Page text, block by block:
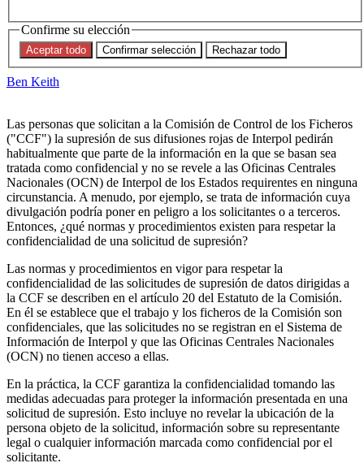
Confirme su elección
Aceptar todo Confirmar selección Rechazar todo
Interpol - Primera parte
Ben Keith
Las personas que solicitan a la Comisión de Control de los Ficheros
("CCF") la supresión de sus difusiones rojas de Interpol pedirán
habitualmente que parte de la información en la que se basan sea
tratada como confidencial y no se revele a las Oficinas Centrales
Nacionales (OCN) de Interpol de los Estados requirentes en ninguna
circunstancia. A menudo, por ejemplo, se trata de información cuya
divulgación podría poner en peligro a los solicitantes o a terceros.
Entonces, ¿qué normas y procedimientos existen para respetar la
confidencialidad de una solicitud de supresión?
Las normas y procedimientos en vigor para respetar la
confidencialidad de las solicitudes de supresión de datos dirigidas a
la CCF se describen en el artículo 20 del Estatuto de la Comisión.
En él se establece que el trabajo y los ficheros de la Comisión son
confidenciales, que las solicitudes no se registran en el Sistema de
Información de Interpol y que las Oficinas Centrales Nacionales
(OCN) no tienen acceso a ellas.
En la práctica, la CCF garantiza la confidencialidad tomando las
medidas adecuadas para proteger la información presentada en una
solicitud de supresión. Esto incluye no revelar la ubicación de la
persona objeto de la solicitud, información sobre su representante
legal o cualquier información marcada como confidencial por el
solicitante.